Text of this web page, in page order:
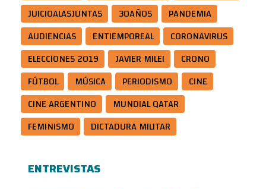
JUICIOALASJUNTAS
30AÑOS
PANDEMIA
AUDIENCIAS
ENTIEMPOREAL
CORONAVIRUS
ELECCIONES 2019
JAVIER MILEI
CRONO
FÚTBOL
MÚSICA PERIODISMO
CINE
CINE ARGENTINO
MUNDIAL QATAR
FEMINISMO
DICTADURA MILITAR
ENTREVISTAS